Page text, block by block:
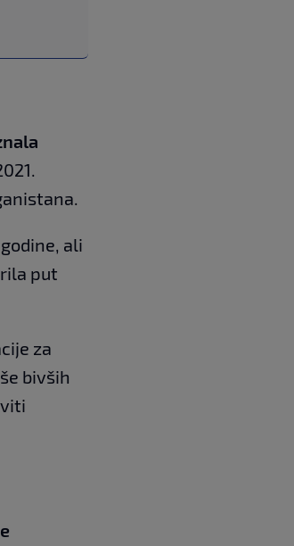
ali
put
za
bivših